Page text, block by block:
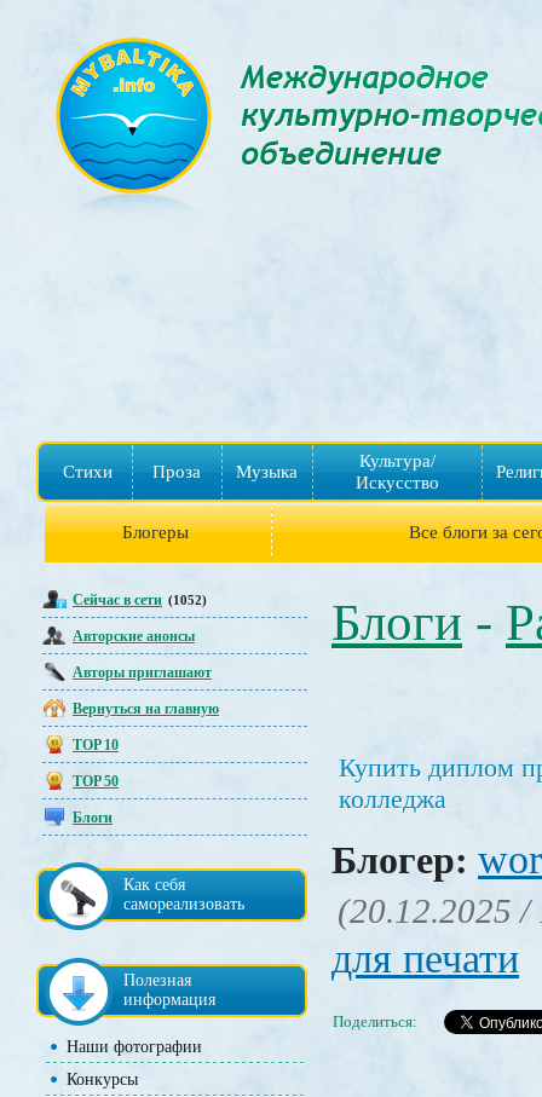
Стихи Проза Музыка
Культура/
Искусство
Блогеры Все блоги за
Сейчас в сети (1052)
Авторские анонсы
Авторы приглашают
Вернуться на главную
TOP 10
TOP 50
Блоги
Как себя
самореализовать
Полезная
информация
Наши фотографии
Конкурсы
Блоги -
Купить диплом
колледжа
Блогер:
(20.12.2025 /
для печати
Поделиться: